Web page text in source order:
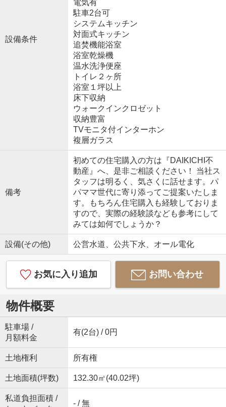
設備条件
電気有
駐車2台可
システムキッチン
対面式キッチン
追焚機能浴室
浴室乾燥機
温水洗浄便座
トイレ２ヶ所
浴室１坪以上
床下収納
ウォークインクロゼット
収納豊富
TVモニタ付インターホン
複層ガラス
備考
初めての住宅購入の方は『DAIKICHI不
動産』へ、是非ご相談ください！ 当社ス
タッフは明るく、気さくに話せます。パ
パママ世代に寄り添ってご提案いたしま
す。もちろん住宅購入も経験しておりま
すので、実際の経験談なども参考にして
みては如何でしょうか？
設備(その他) 公営水道、公共下水、オール電化
お気に入り追加 お問い合わせ
物件概要
駐車場 /
月額料金
有(2台) / 0円
土地権利 所有権
土地面積(坪数) 132.30㎡(40.02坪)
私道負担面積 /
- / 無